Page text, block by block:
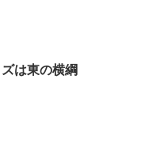
は東の横綱